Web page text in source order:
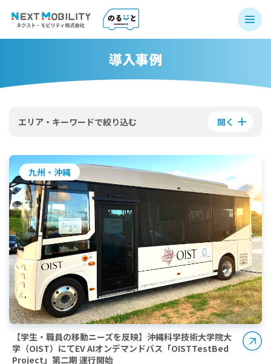
導入事例
エリア・キーワードで絞り込む 開く
九州・沖縄
【学生・職員の移動ニーズを反映】沖縄科学技術大学院大
学（OIST）にてEV AIオンデマンドバス「OISTTestBed
Project」第二期 運行開始